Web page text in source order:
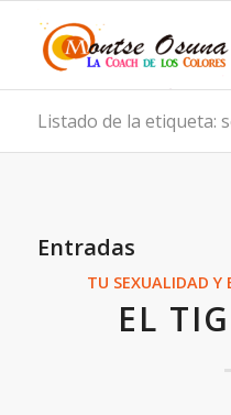
Listado de la etiqueta:
Entradas
TU SEXUALIDAD Y
EL